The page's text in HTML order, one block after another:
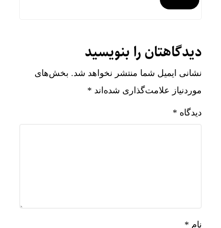
دیدگاهتان را بنویسید
نشانی ایمیل شما منتشر نخواهد شد. بخش‌های
موردنیاز علامت‌گذاری شده‌اند *
دیدگاه *
نام *